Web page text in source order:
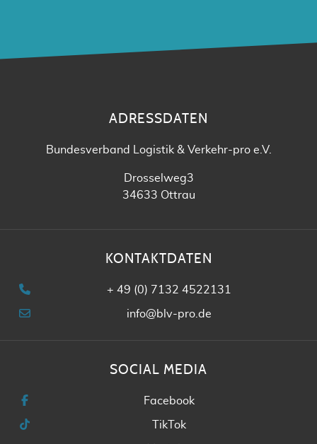
ADRESSDATEN
Bundesverband Logistik & Verkehr-pro e.V.
Drosselweg3
34633 Ottrau
KONTAKTDATEN
+ 49 (0) 7132 4522131
info@blv-pro.de
SOCIAL MEDIA
Facebook
TikTok